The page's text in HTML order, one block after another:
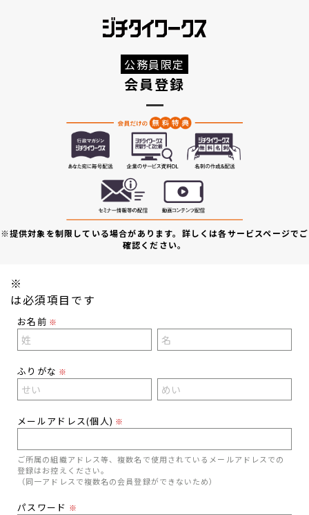
公務員限定
会員登録
※提供対象を制限している場合があります。詳しくは各サービスページでご
確認ください。
※
は必須項目です
お名前 ※
ふりがな ※
メールアドレス(個人) ※
ご所属の組織アドレス等、複数名で使用されているメールアドレスでの
登録はお控えください。
（同一アドレスで複数名の会員登録ができないため）
パスワード ※